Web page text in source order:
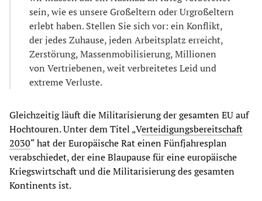
sein, wie es unsere Großeltern oder Urgroßeltern
erlebt haben. Stellen Sie sich vor: ein Konflikt,
der jedes Zuhause, jeden Arbeitsplatz erreicht,
Zerstörung, Massenmobilisierung, Millionen
von Vertriebenen, weit verbreitetes Leid und
extreme Verluste.
Gleichzeitig läuft die Militarisierung der gesamten EU auf
Hochtouren. Unter dem Titel „Verteidigungsbereitschaft
2030“ hat der Europäische Rat einen Fünfjahresplan
verabschiedet, der eine Blaupause für eine europäische
Kriegswirtschaft und die Militarisierung des gesamten
Kontinents ist.